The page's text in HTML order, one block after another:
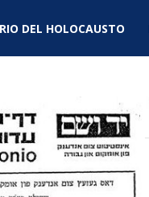
DEL HOLOCAUSTO